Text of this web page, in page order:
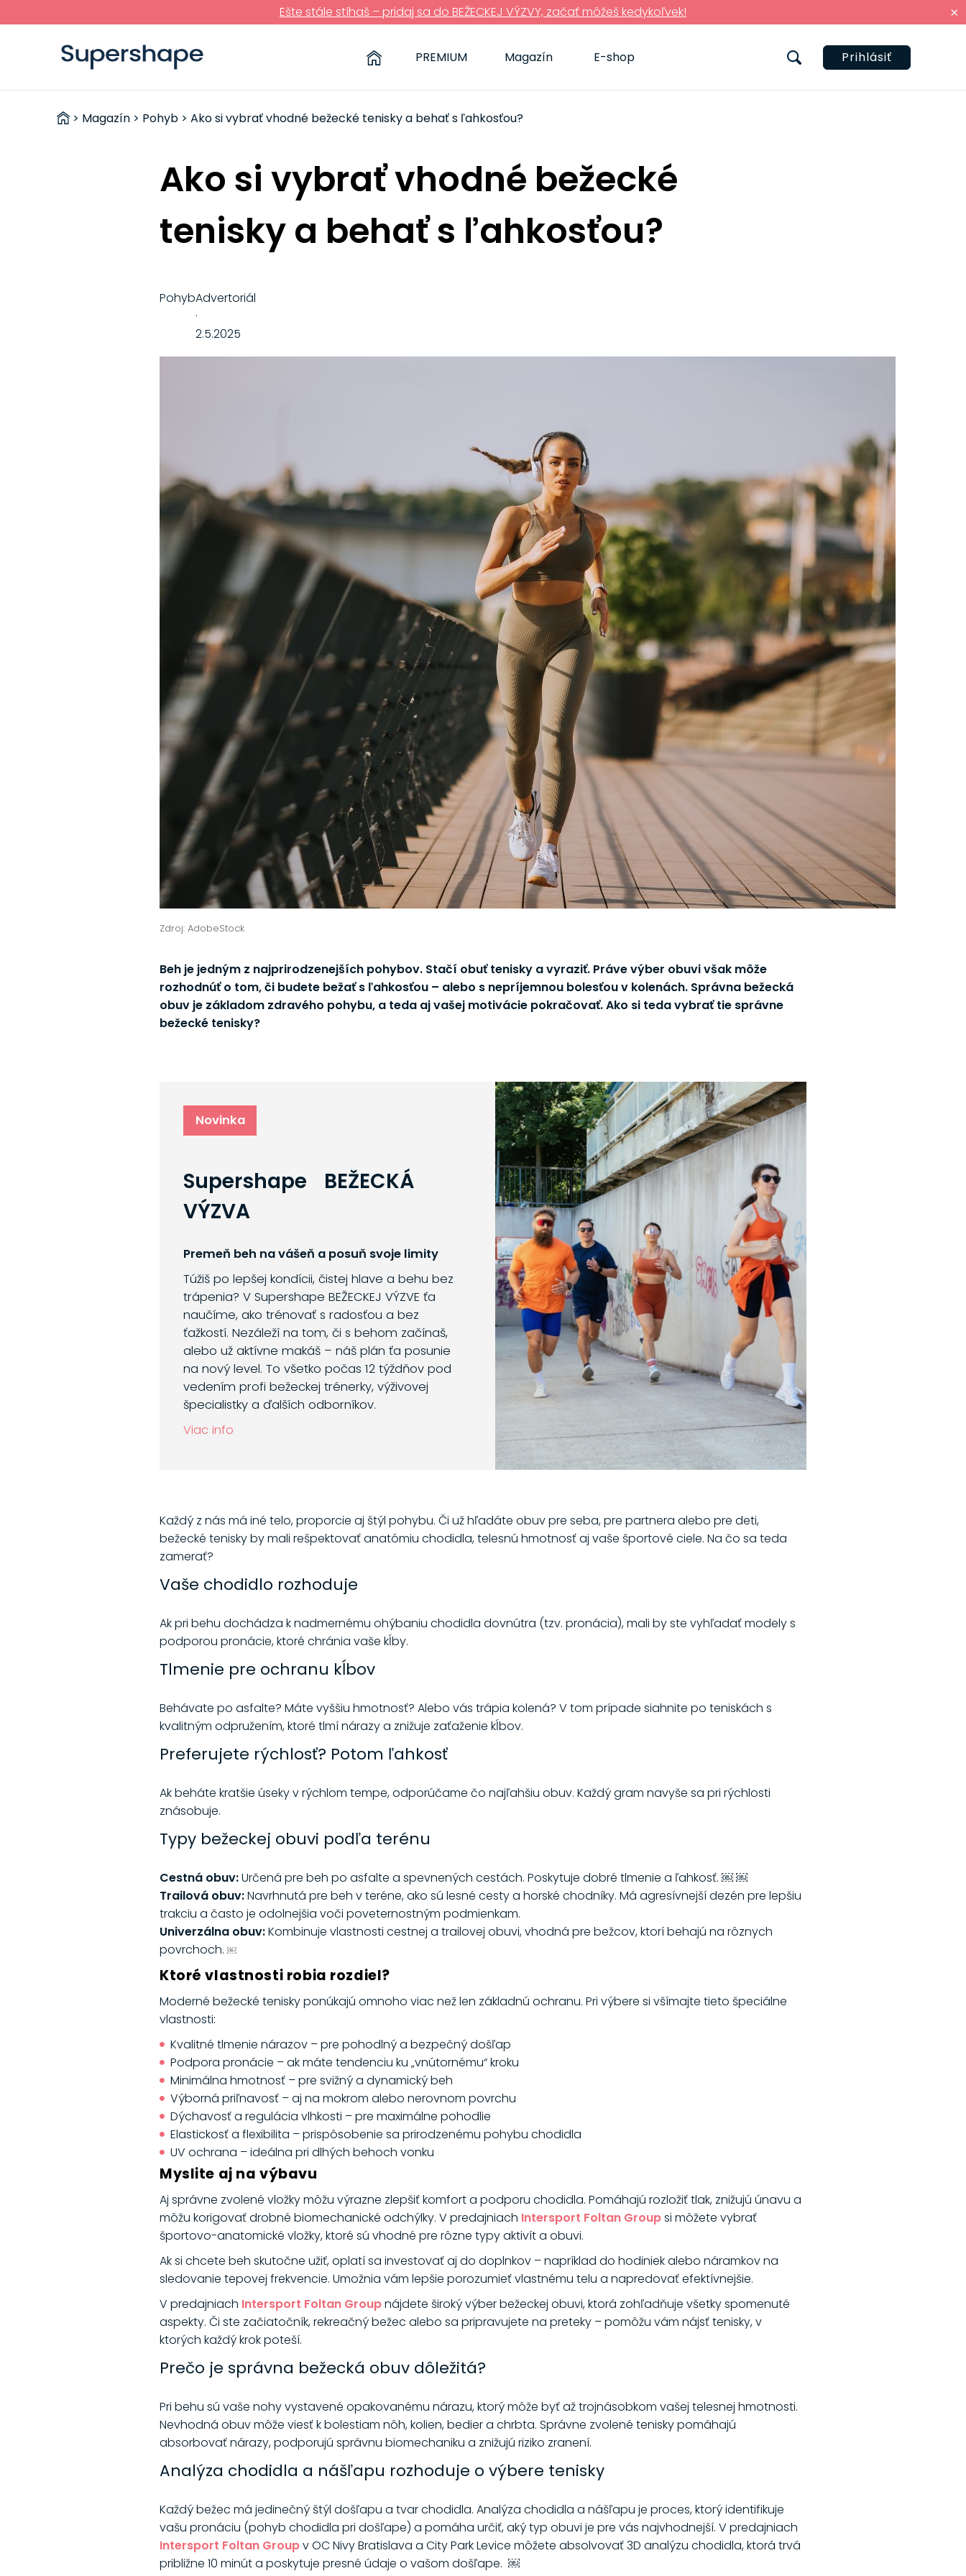
×
Ešte stále stíhaš – pridaj sa do BEŽECKEJ VÝZVY, začať môžeš kedykoľvek!
Prihlásiť
PREMIUM Magazín E-shop
ZDRAVÉ
> Magazín > Pohyb > Ako si vybrať vhodné bežecké tenisky a behať s ľahkosťou?
Ako si vybrať vhodné bežecké
tenisky a behať s ľahkosťou?
Zdroj: AdobeStock
Beh je jedným z najprirodzenejších pohybov. Stačí obuť tenisky a vyraziť. Práve výber obuvi však môže
rozhodnúť o tom, či budete bežať s ľahkosťou – alebo s nepríjemnou bolesťou v kolenách. Správna bežecká
obuv je základom zdravého pohybu, a teda aj vašej motivácie pokračovať. Ako si teda vybrať tie správne
bežecké tenisky?
Novinka
Supershape BEŽECKÁ
VÝZVA
Premeň beh na vášeň a posuň svoje limity
Túžiš po lepšej kondícii, čistej hlave a behu bez
trápenia? V Supershape BEŽECKEJ VÝZVE ťa
naučíme, ako trénovať s radosťou a bez
ťažkostí. Nezáleží na tom, či s behom začínaš,
alebo už aktívne makáš – náš plán ťa posunie
na nový level. To všetko počas 12 týždňov pod
vedením profi bežeckej trénerky, výživovej
špecialistky a ďalších odborníkov.
Viac info
Každý z nás má iné telo, proporcie aj štýl pohybu. Či už hľadáte obuv pre seba, pre partnera alebo pre deti,
bežecké tenisky by mali rešpektovať anatómiu chodidla, telesnú hmotnosť aj vaše športové ciele. Na čo sa teda
zamerať?
Vaše chodidlo rozhoduje
Ak pri behu dochádza k nadmernému ohýbaniu chodidla dovnútra (tzv. pronácia), mali by ste vyhľadať modely s
podporou pronácie, ktoré chránia vaše kĺby.
Tlmenie pre ochranu kĺbov
Behávate po asfalte? Máte vyššiu hmotnosť? Alebo vás trápia kolená? V tom prípade siahnite po teniskách s
kvalitným odpružením, ktoré tlmí nárazy a znižuje zaťaženie kĺbov.
Preferujete rýchlosť? Potom ľahkosť
Ak beháte kratšie úseky v rýchlom tempe, odporúčame čo najľahšiu obuv. Každý gram navyše sa pri rýchlosti
znásobuje.
Typy bežeckej obuvi podľa terénu
Cestná obuv:Určená pre beh po asfalte a spevnených cestách. Poskytuje dobré tlmenie a ľahkosť. ￼ ￼
Trailová obuv:Navrhnutá pre beh v teréne, ako sú lesné cesty a horské chodníky. Má agresívnejší dezén pre lepšiu
trakciu a často je odolnejšia voči poveternostným podmienkam.
Univerzálna obuv:Kombinuje vlastnosti cestnej a trailovej obuvi, vhodná pre bežcov, ktorí behajú na rôznych
povrchoch. ￼
Ktoré vlastnosti robia rozdiel?
Moderné bežecké tenisky ponúkajú omnoho viac než len základnú ochranu. Pri výbere si všímajte tieto špeciálne
vlastnosti:
Kvalitné tlmenie nárazov – pre pohodlný a bezpečný došľap
Podpora pronácie – ak máte tendenciu ku „vnútornému“ kroku
Minimálna hmotnosť – pre svižný a dynamický beh
Výborná priľnavosť – aj na mokrom alebo nerovnom povrchu
Dýchavosť a regulácia vlhkosti – pre maximálne pohodlie
Elastickosť a flexibilita – prispôsobenie sa prirodzenému pohybu chodidla
UV ochrana – ideálna pri dlhých behoch vonku
Myslite aj na výbavu
Aj správne zvolené vložky môžu výrazne zlepšiť komfort a podporu chodidla. Pomáhajú rozložiť tlak, znižujú únavu a
môžu korigovať drobné biomechanické odchýlky. V predajniach Intersport Foltan Groupsi môžete vybrať
športovo-anatomické vložky, ktoré sú vhodné pre rôzne typy aktivít a obuvi.
Ak si chcete beh skutočne užiť, oplatí sa investovať aj do doplnkov – napríklad do hodiniek alebo náramkov na
sledovanie tepovej frekvencie. Umožnia vám lepšie porozumieť vlastnému telu a napredovať efektívnejšie.
V predajniach Intersport Foltan Groupnájdete široký výber bežeckej obuvi, ktorá zohľadňuje všetky spomenuté
aspekty. Či ste začiatočník, rekreačný bežec alebo sa pripravujete na preteky – pomôžu vám nájsť tenisky, v
ktorých každý krok poteší.
Prečo je správna bežecká obuv dôležitá?
Pri behu sú vaše nohy vystavené opakovanému nárazu, ktorý môže byť až trojnásobkom vašej telesnej hmotnosti.
Nevhodná obuv môže viesť k bolestiam nôh, kolien, bedier a chrbta. Správne zvolené tenisky pomáhajú
absorbovať nárazy, podporujú správnu biomechaniku a znižujú riziko zranení.
Analýza chodidla a nášľapu rozhoduje o výbere tenisky
Každý bežec má jedinečný štýl došľapu a tvar chodidla. Analýza chodidla a nášľapu je proces, ktorý identifikuje
vašu pronáciu (pohyb chodidla pri došľape) a pomáha určiť, aký typ obuvi je pre vás najvhodnejší. V predajniach
Intersport Foltan Groupv OC Nivy Bratislava a City Park Levice môžete absolvovať 3D analýzu chodidla, ktorá trvá
približne 10 minút a poskytuje presné údaje o vašom došľape. ￼
PohybAdvertoriál
·
2.5.2025